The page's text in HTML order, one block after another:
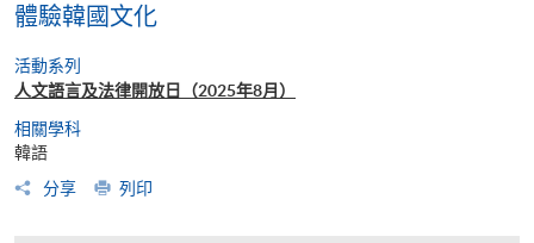
體驗韓國文化
活動系列
人文語言及法律開放日（2025年8月）
相關學科
韓語
分享
列印